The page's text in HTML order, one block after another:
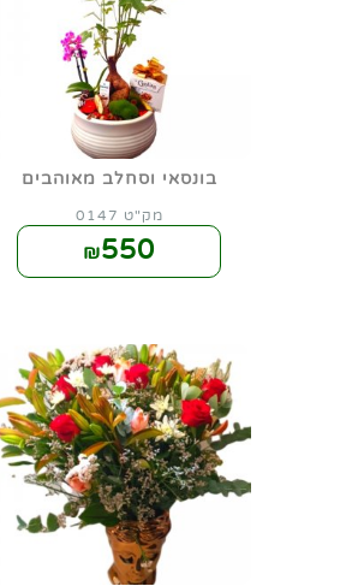
בונסאי וסחלב מאוהבים
מק"ט 0147
₪550